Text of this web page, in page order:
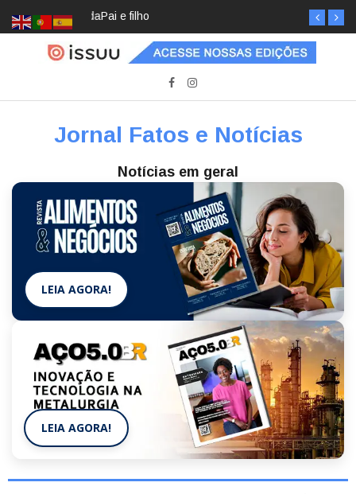
Pai e filho
Jornal Fatos e Notícias
Notícias em geral
LEIA AGORA!
LEIA AGORA!